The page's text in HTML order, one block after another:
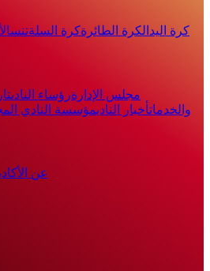
كرة اليد الكرة الطائرةكرة السلةتنس
مجلس الإدارةرؤساء النادى
والخدماتأخبار الناديمؤسسة النادي
عن